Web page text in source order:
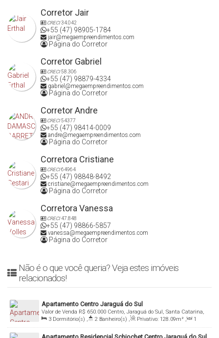
Corretor Jair
CRECI34.042
+55 (47) 98905-1784
jair@megaempreendimentos.com
Página do Corretor
Corretor Gabriel
CRECI58.306
+55 (47) 98879-4334
gabriel@megaempreendimentos.com
Página do Corretor
Corretor Andre
CRECI54377
+55 (47) 98414-0009
andre@megaempreendimentos.com
Página do Corretor
Corretora Cristiane
CRECI64964
+55 (47) 98848-8492
cristiane@megaempreendimentos.com
Página do Corretor
Corretora Vanessa
CRECI47.848
+55 (47) 98866-5857
vanessa@megaempreendimentos.com
Página do Corretor
Não é o que você queria? Veja estes imóveis
relacionados!
Apartamento Centro Jaraguá do Sul
R$ 650.000
Valor de Venda
Centro, Jaraguá do Sul, Santa Catarina,
Brasil
3 Dormitório(s) , 2 Banheiro(s) , Privativo: 128.09m² ,
1
Sala(s) , 1 Suíte(s) , Total: 188.12m² , 2 Vaga(s)